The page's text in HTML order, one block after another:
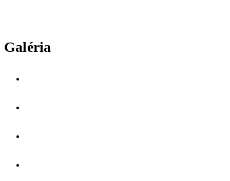
Galéria